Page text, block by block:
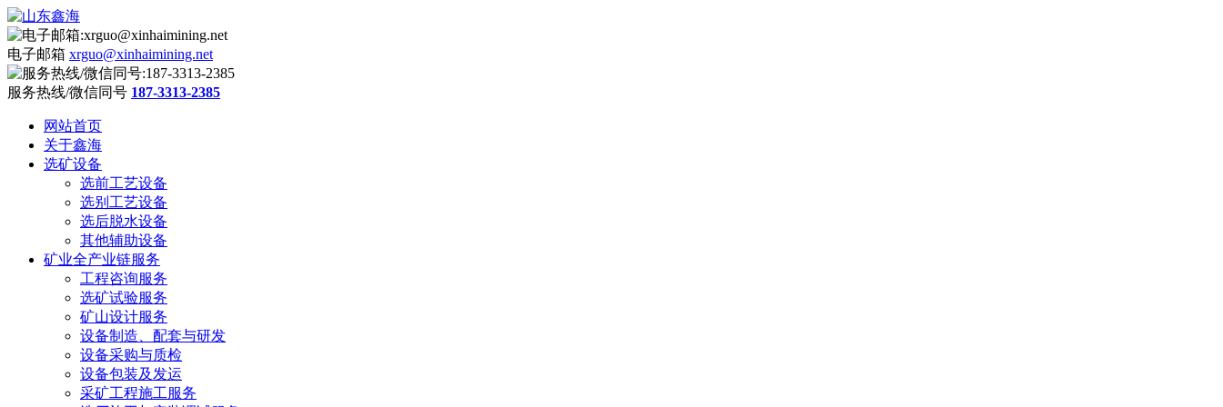
电子邮箱 xrguo@xinhaimining.net
服务热线/微信同号 187-3313-2385
网站首页
关于鑫海
选矿设备
选前工艺设备
选别工艺设备
选后脱水设备
其他辅助设备
矿业全产业链服务
工程咨询服务
选矿试验服务
矿山设计服务
设备制造、配套与研发
设备采购与质检
设备包装及发运
采矿工程施工服务